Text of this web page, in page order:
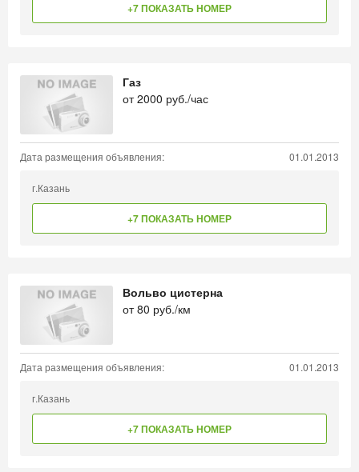
+7 ПОКАЗАТЬ НОМЕР
Газ
от2000 руб./час
Дата размещения объявления: 01.01.2013
г.Казань
+7 ПОКАЗАТЬ НОМЕР
Вольво цистерна
от80 руб./км
Дата размещения объявления: 01.01.2013
г.Казань
+7 ПОКАЗАТЬ НОМЕР